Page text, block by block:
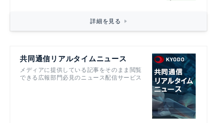
詳細を見る
共同通信リアルタイムニュース
メディアに提供している記事をそのまま閲覧
できる広報部門必見のニュース配信サービス